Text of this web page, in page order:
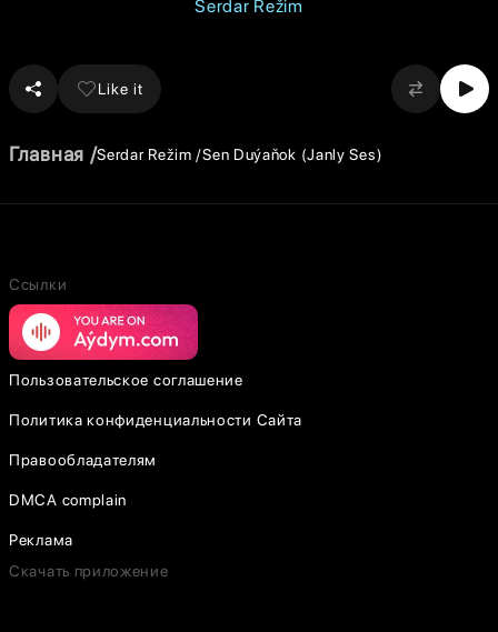
Serdar Režim
Like it
Главная Serdar Režim Sen Duýaňok (Janly Ses)
Ссылки
Пользовательское соглашение
Политика конфиденциальности Сайта
Правообладателям
DMCA complain
Реклама
Скачать приложение